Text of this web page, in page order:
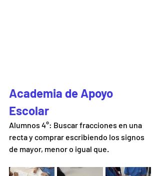
Academia de Apoyo
Escolar
Alumnos 4°: Buscar fracciones en una
recta y comprar escribiendo los signos
de mayor, menor o igual que.